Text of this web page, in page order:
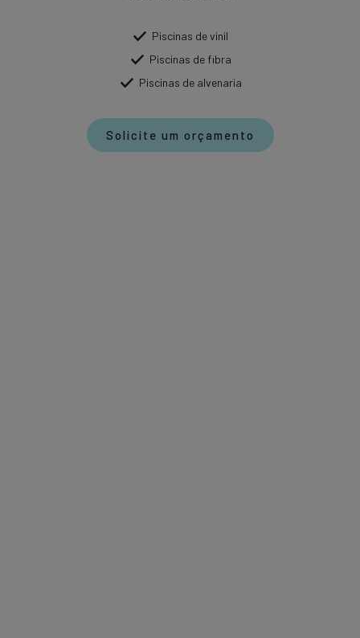
Piscinas de vinil
Piscinas de fibra
Piscinas de alvenaria
Solicite um orçamento